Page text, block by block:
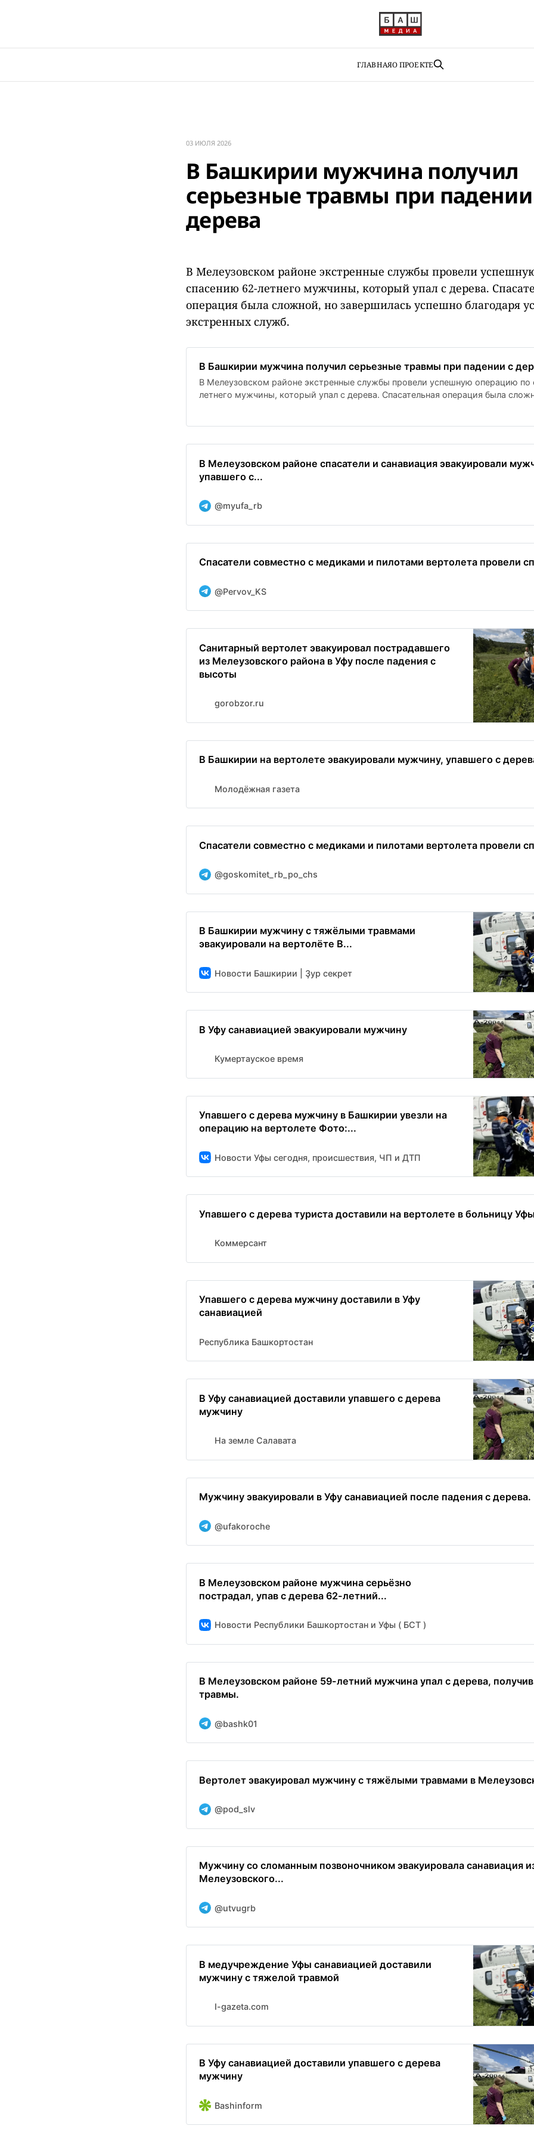
ГЛАВНАЯО ПРОЕКТЕ
03 ИЮЛЯ 2026
В Башкирии мужчина получил
серьезные травмы при
дерева
В Мелеузовском районе экстренные службы провели
спасению 62-летнего мужчины, который упал с дерева.
операция была сложной, но завершилась успешно благодаря
экстренных служб.
В Башкирии мужчина получил серьезные травмы при падении с
В Мелеузовском районе экстренные службы провели успешную операцию по
летнего мужчины, который упал с дерева. Спасательная операция была
В Мелеузовском районе спасатели и санавиация эвакуировали
упавшего с...
@myufa_rb
Спасатели совместно с медиками и пилотами вертолета провели
@Pervov_KS
Санитарный вертолет эвакуировал пострадавшего
из Мелеузовского района в Уфу после падения с
высоты
gorobzor.ru
В Башкирии на вертолете эвакуировали мужчину, упавшего с
Молодёжная газета
Спасатели совместно с медиками и пилотами вертолета провели
@goskomitet_rb_po_chs
В Башкирии мужчину с тяжёлыми травмами
эвакуировали на вертолёте В...
Новости Башкирии | Ҙур секрет
В Уфу санавиацией эвакуировали мужчину
Кумертауское время
Упавшего с дерева мужчину в Башкирии увезли на
операцию на вертолете Фото:...
Новости Уфы сегодня, происшествия, ЧП и ДТП
Упавшего с дерева туриста доставили на вертолете в больницу
Коммерсант
Упавшего с дерева мужчину доставили в Уфу
санавиацией
Республика Башкортостан
В Уфу санавиацией доставили упавшего с дерева
мужчину
На земле Салавата
Мужчину эвакуировали в Уфу санавиацией после падения с дерева.
@ufakoroche
В Мелеузовском районе мужчина серьёзно
пострадал, упав с дерева 62-летний...
Новости Республики Башкортостан и Уфы ( БСТ )
В Мелеузовском районе 59-летний мужчина упал с дерева,
травмы.
@bashk01
Вертолет эвакуировал мужчину с тяжёлыми травмами в
@pod_slv
Мужчину со сломанным позвоночником эвакуировала санавиация
Мелеузовского...
@utvugrb
В медучреждение Уфы санавиацией доставили
мужчину с тяжелой травмой
I-gazeta.com
В Уфу санавиацией доставили упавшего с дерева
мужчину
Bashinform